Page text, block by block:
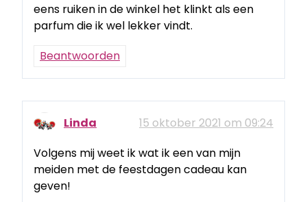
eens ruiken in de winkel het klinkt als een
parfum die ik wel lekker vindt.
Beantwoorden
Linda
15 oktober 2021 om 09:24
Volgens mij weet ik wat ik een van mijn
meiden met de feestdagen cadeau kan
geven!